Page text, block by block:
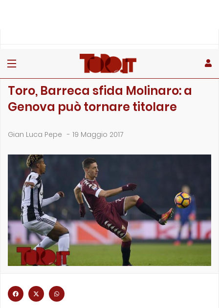
Toro, Barreca sfida Molinaro: a
Genova può tornare titolare
Gian Luca Pepe - 19 Maggio 2017